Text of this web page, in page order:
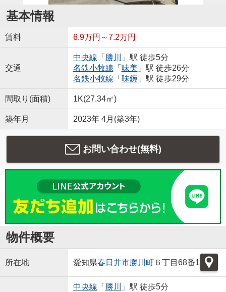
基本情報
賃料 6.9万円～7.2万円
交通
中央線 「 勝川
」駅 徒歩5分
名鉄小牧線 「 味美 」駅 徒歩26分
名鉄小牧線 「 味鋺 」駅 徒歩29分
間取り(面積) 1K(27.34㎡)
築年月 2023年 4月(築3年)
お問い合わせ(無料)
物件概要
所在地 愛知県春日井市勝川町６丁目68番1
中央線 「 勝川
」駅 徒歩5分